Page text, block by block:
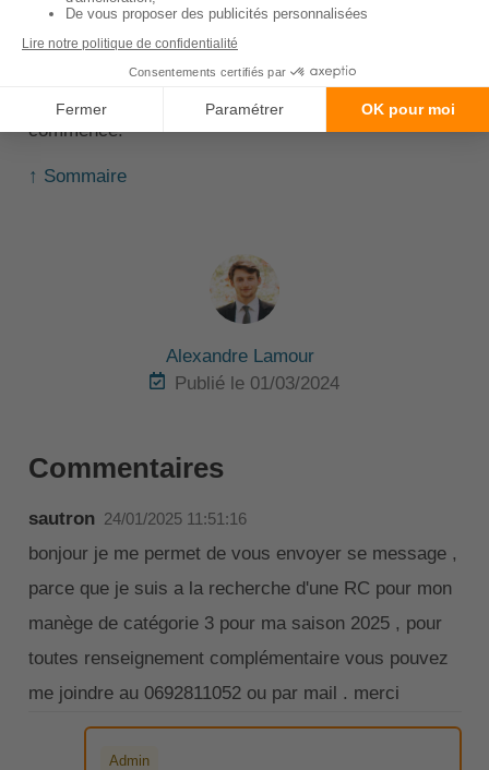
Une fois que vous aurez choisi un contrat, vous
devrez remplir un formulaire de souscription et payer
la prime d'assurance pour que votre couverture
commence.
↑ Sommaire
Alexandre Lamour
Publié le 01/03/2024
Commentaires
sautron 24/01/2025 11:51:16
bonjour je me permet de vous envoyer se message ,
parce que je suis a la recherche d'une RC pour mon
manège de catégorie 3 pour ma saison 2025 , pour
toutes renseignement complémentaire vous pouvez
me joindre au 0692811052 ou par mail . merci
Admin